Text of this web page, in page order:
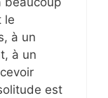
le
à un
à un
est